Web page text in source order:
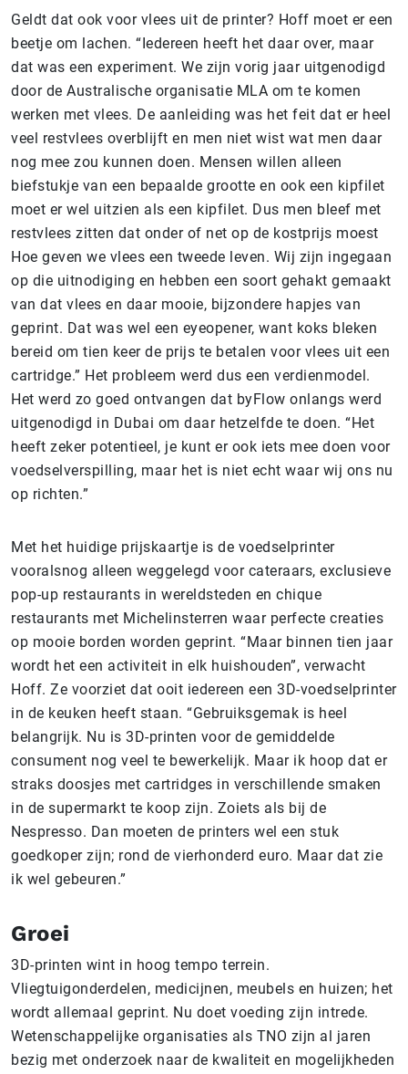
Geldt dat ook voor vlees uit de printer? Hoff moet er een
beetje om lachen. “Iedereen heeft het daar over, maar
dat was een experiment. We zijn vorig jaar uitgenodigd
door de Australische organisatie MLA om te komen
werken met vlees. De aanleiding was het feit dat er heel
veel restvlees overblijft en men niet wist wat men daar
nog mee zou kunnen doen. Mensen willen alleen
biefstukje van een bepaalde grootte en ook een kipfilet
moet er wel uitzien als een kipfilet. Dus men bleef met
restvlees zitten dat onder of net op de kostprijs moest
Hoe geven we vlees een tweede leven. Wij zijn ingegaan
op die uitnodiging en hebben een soort gehakt gemaakt
van dat vlees en daar mooie, bijzondere hapjes van
geprint. Dat was wel een eyeopener, want koks bleken
bereid om tien keer de prijs te betalen voor vlees uit een
cartridge.” Het probleem werd dus een verdienmodel.
Het werd zo goed ontvangen dat byFlow onlangs werd
uitgenodigd in Dubai om daar hetzelfde te doen. “Het
heeft zeker potentieel, je kunt er ook iets mee doen voor
voedselverspilling, maar het is niet echt waar wij ons nu
op richten.”
Met het huidige prijskaartje is de voedselprinter
vooralsnog alleen weggelegd voor cateraars, exclusieve
pop-up restaurants in wereldsteden en chique
restaurants met Michelinsterren waar perfecte creaties
op mooie borden worden geprint. “Maar binnen tien jaar
wordt het een activiteit in elk huishouden”, verwacht
Hoff. Ze voorziet dat ooit iedereen een 3D-voedselprinter
in de keuken heeft staan. “Gebruiksgemak is heel
belangrijk. Nu is 3D-printen voor de gemiddelde
consument nog veel te bewerkelijk. Maar ik hoop dat er
straks doosjes met cartridges in verschillende smaken
in de supermarkt te koop zijn. Zoiets als bij de
Nespresso. Dan moeten de printers wel een stuk
goedkoper zijn; rond de vierhonderd euro. Maar dat zie
ik wel gebeuren.”
Groei
3D-printen wint in hoog tempo terrein.
Vliegtuigonderdelen, medicijnen, meubels en huizen; het
wordt allemaal geprint. Nu doet voeding zijn intrede.
Wetenschappelijke organisaties als TNO zijn al jaren
bezig met onderzoek naar de kwaliteit en mogelijkheden